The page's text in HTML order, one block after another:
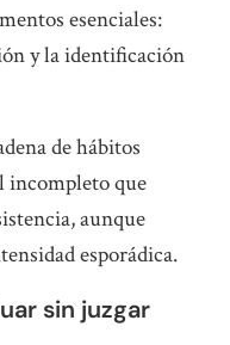
esenciales:
y la identificación
de hábitos
incompleto que
aunque
esporádica.
sin juzgar